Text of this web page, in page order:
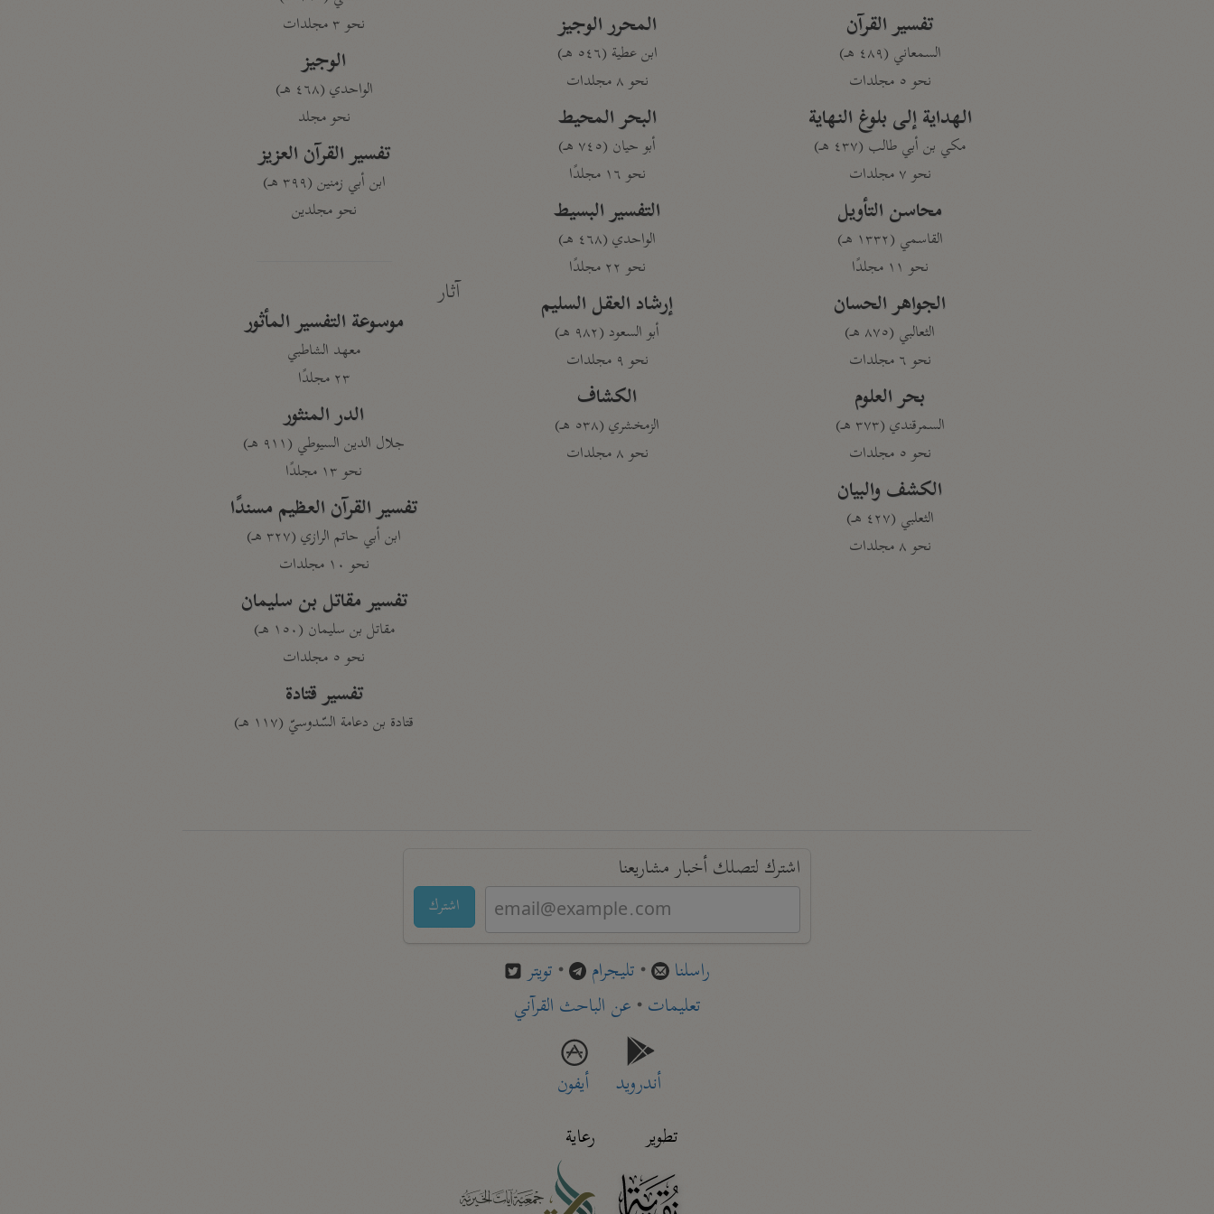
تفسير القرآن
السمعاني (٤٨٩ هـ)
نحو ٥ مجلدات
الهداية إلى بلوغ النهاية
مكي بن أبي طالب (٤٣٧ هـ)
نحو ٧ مجلدات
محاسن التأويل
القاسمي (١٣٣٢ هـ)
نحو ١١ مجلدًا
الجواهر الحسان
الثعالبي (٨٧٥ هـ)
نحو ٦ مجلدات
بحر العلوم
السمرقندي (٣٧٣ هـ)
نحو ٥ مجلدات
الكشف والبيان
الثعلبي (٤٢٧ هـ)
نحو ٨ مجلدات
المحرر الوجيز
ابن عطية (٥٤٦ هـ)
نحو ٨ مجلدات
البحر المحيط
أبو حيان (٧٤٥ هـ)
نحو ١٦ مجلدًا
التفسير البسيط
الواحدي (٤٦٨ هـ)
نحو ٢٢ مجلدًا
إرشاد العقل السليم
أبو السعود (٩٨٢ هـ)
نحو ٩ مجلدات
الكشاف
الزمخشري (٥٣٨ هـ)
نحو ٨ مجلدات
نحو ٣ مجلدات
الوجيز
الواحدي (٤٦٨ هـ)
نحو مجلد
تفسير القرآن العزيز
ابن أبي زمنين (٣٩٩ هـ)
نحو مجلدين
آثار
موسوعة التفسير المأثور
معهد الشاطبي
٢٣ مجلدًا
الدر المنثور
جلال الدين السيوطي (٩١١ هـ)
نحو ١٣ مجلدًا
تفسير القرآن العظيم مسندًا
ابن أبي حاتم الرازي (٣٢٧ هـ)
نحو ١٠ مجلدات
تفسير مقاتل بن سليمان
مقاتل بن سليمان (١٥٠ هـ)
نحو ٥ مجلدات
تفسير قتادة
قتادة بن دعامة السّدوسيّ (١١٧ هـ)
اشترك لتصلك أخبار مشاريعنا
اشترك
راسلنا • تليجرام • تويتر
تعليمات• عن الباحث القرآني
أندرويد
أيفون
تطوير
رعاية